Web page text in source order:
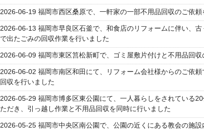
2026-06-19 福岡市西区桑原で、一軒家の一部不用品回収のご依頼
2026-06-13 福岡市早良区石釜で、和食店のリフォームに伴い、
で出たごみの回収作業を行いました
2026-06-09 福岡市東区筥松新町で、ゴミ屋敷片付けと不用品回収
2026-06-02 福岡市南区和田にて、リフォーム会社様からのご依
回収を行いました
2026-05-29 福岡市博多区東公園にて、一人暮らしをされている
ただき、引っ越し作業と不用品回収を同時に行いました
2026-05-25 福岡市中央区南公園で、公園の近くにある教会の施